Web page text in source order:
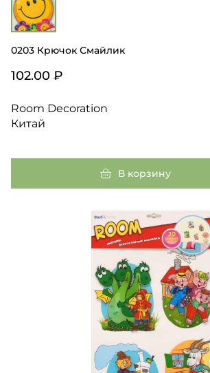
0203 Крючок Смайлик
102.00 ₽
Room Decoration
Китай
В корзину